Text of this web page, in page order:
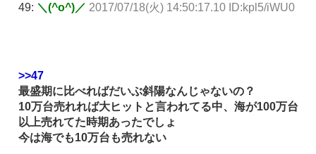
49: ＼(^o^)／ 2017/07/18(火) 14:50:17.10 ID:kpl5/iWU0
>>47
最盛期に比べればだいぶ斜陽なんじゃないの？
10万台売れれば大ヒットと言われてる中、海が100万台
以上売れてた時期あったでしょ
今は海でも10万台も売れない